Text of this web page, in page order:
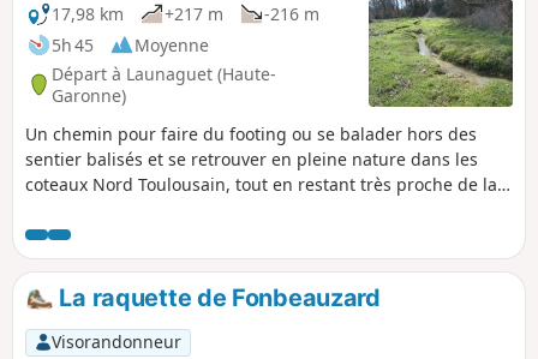
17,98 km
+217 m
-216 m
5h 45
Moyenne
Départ à Launaguet (Haute-
Garonne)
Un chemin pour faire du footing ou se balader hors des
sentier balisés et se retrouver en pleine nature dans les
coteaux Nord Toulousain, tout en restant très proche de la
panoramas, entre autre un beau point de vue sur la ville de
Toulouse avec en fond la chaîne des Pyrénées, mais
uniquement par temps très dégagé. Suivant votre condition
physique le parcours peut se décliner en plusieurs
variantes, ou en plusieurs circuits.
La raquette de Fonbeauzard
Visorandonneur